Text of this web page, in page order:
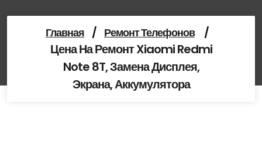
Главная / Ремонт Телефонов /
Цена На Ремонт Xiaomi Redmi
Note 8T, Замена Дисплея,
Экрана, Аккумулятора